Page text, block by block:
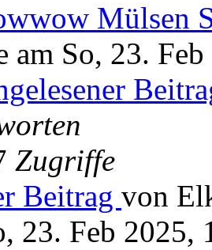
Mülsen
am So, 23.
Zugriffe
Beitrag von
23. Feb 2025,